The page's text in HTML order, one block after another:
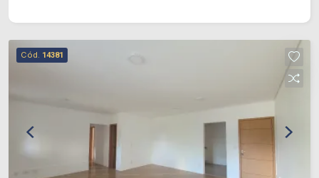
conhecer esse lindo apartamento e encante-se!
Cód. 14381